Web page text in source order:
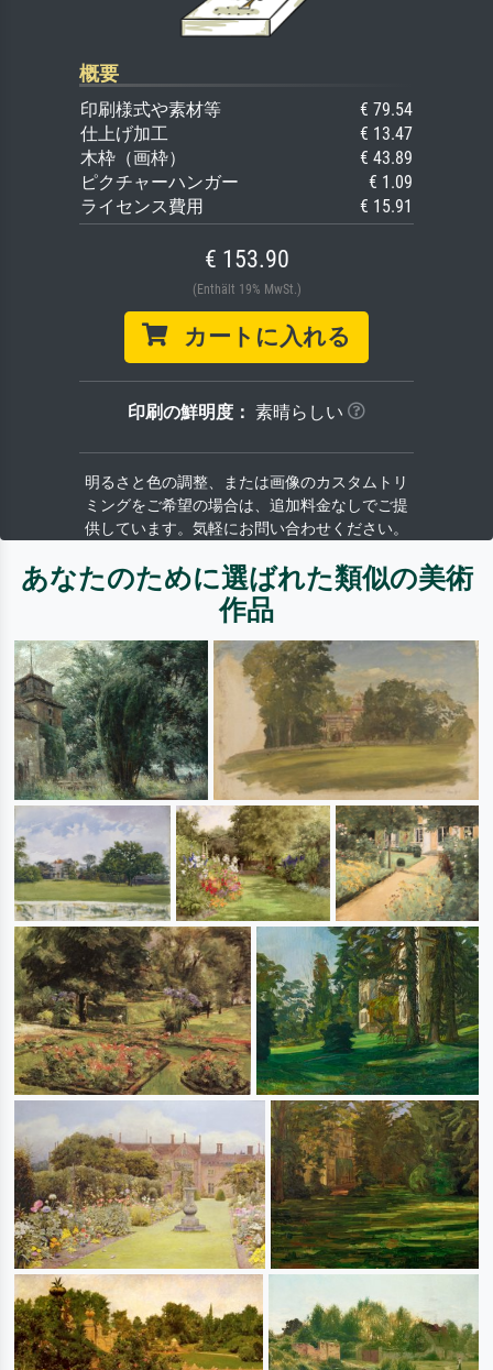
概要
印刷様式や素材等
€ 79.54
仕上げ加工
€ 13.47
木枠（画枠）
€ 43.89
ピクチャーハンガー
€ 1.09
ライセンス費用
€ 15.91
€ 153.90
(Enthält 19% MwSt.)
カートに入れる
印刷の鮮明度： 素晴らしい
明るさと色の調整、または画像のカスタムトリ
ミングをご希望の場合は、追加料金なしでご提
供しています。気軽にお問い合わせください。
あなたのために選ばれた類似の美術
作品